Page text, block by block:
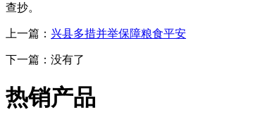
查抄。
上一篇： 兴县多措并举保障粮食平安
下一篇：没有了
热销产品